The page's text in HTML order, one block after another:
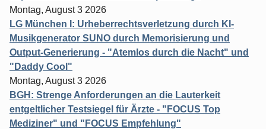
Montag, August 3 2026
LG München I: Urheberrechtsverletzung durch KI-
Musikgenerator SUNO durch Memorisierung und
Output-Generierung - "Atemlos durch die Nacht" und
"Daddy Cool"
Montag, August 3 2026
BGH: Strenge Anforderungen an die Lauterkeit
entgeltlicher Testsiegel für Ärzte - "FOCUS Top
Mediziner" und "FOCUS Empfehlung"